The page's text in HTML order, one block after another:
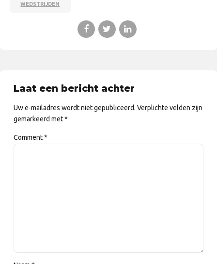
WEDSTRIJDEN
Laat een bericht achter
Uw e-mailadres wordt niet gepubliceerd. Verplichte velden zijn
gemarkeerd met *
Comment*